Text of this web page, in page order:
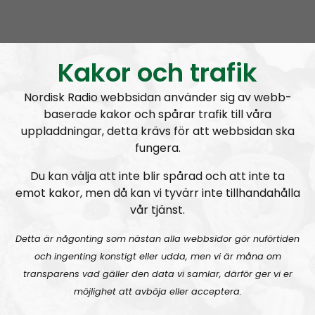
Medverkar gör en större mängd människor som ni
men också helt nya förmågor.
Prenumerera på Den enda valpodden medRSS
https://nordiskradio.se/?format=mp3-
Den enda valpodden – 10/9:
Kakor och trafik
Nordisk Radio webbsidan använder sig av webb-
baserade kakor och spårar trafik till våra
uppladdningar, detta krävs för att webbsidan ska
fungera.
Du kan välja att inte blir spårad och att inte ta
emot kakor, men då kan vi tyvärr inte tillhandahålla
vår tjänst.
Detta är någonting som nästan alla webbsidor gör nuförtiden
och ingenting konstigt eller udda, men vi är måna om
transparens vad gäller den data vi samlar, därför ger vi er
möjlighet att avböja eller acceptera.